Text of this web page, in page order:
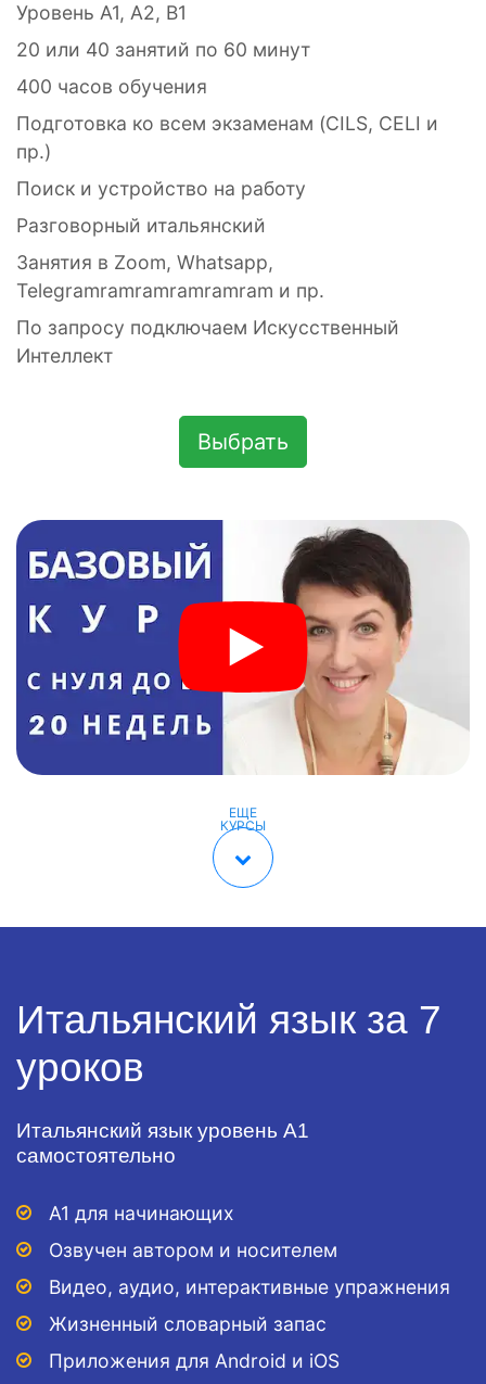
Уровень A1, A2, B1
20 или 40 занятий по 60 минут
400 часов обучения
Подготовка ко всем экзаменам (CILS, CELI и
пр.)
Поиск и устройство на работу
Разговорный итальянский
Занятия в Zoom, Whatsapp,
Telegramramramramramram и пр.
По запросу подключаем Искусственный
Интеллект
Выбрать
ЕЩЕ
КУРСЫ
Итальянский язык за 7
уроков
Итальянский язык уровень А1
самостоятельно
A1 для начинающих
Озвучен автором и носителем
Видео, аудио, интерактивные упражнения
Жизненный словарный запас
Приложения для Android и iOS